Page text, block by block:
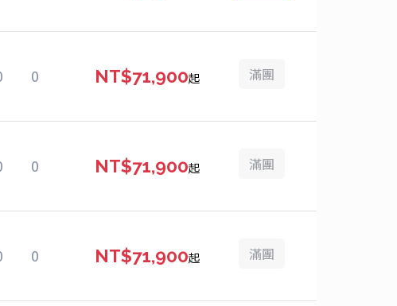
0 NT$71,900起 滿團
0 NT$71,900起 滿團
0 NT$71,900起 滿團